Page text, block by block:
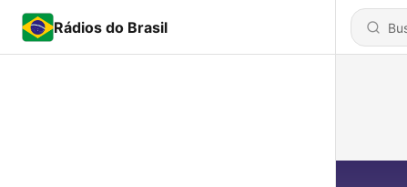
Rádios do Brasil